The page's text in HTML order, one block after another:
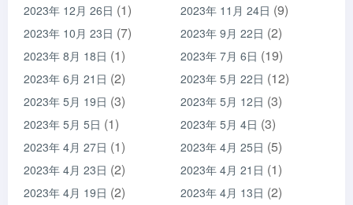
2023年 12月 26日 (1) 2023年 11月 24日 (9)
2023年 10月 23日 (7) 2023年 9月 22日 (2)
2023年 8月 18日 (1) 2023年 7月 6日 (19)
2023年 6月 21日 (2) 2023年 5月 22日 (12)
2023年 5月 19日 (3) 2023年 5月 12日 (3)
2023年 5月 5日 (1) 2023年 5月 4日 (3)
2023年 4月 27日 (1) 2023年 4月 25日 (5)
2023年 4月 23日 (2) 2023年 4月 21日 (1)
2023年 4月 19日 (2) 2023年 4月 13日 (2)